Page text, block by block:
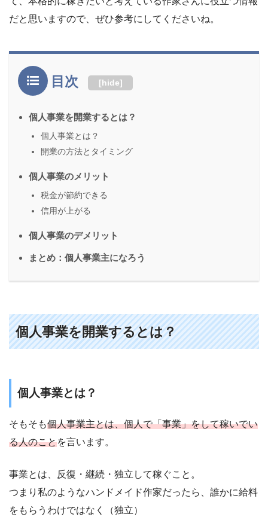
だと思いますので、ぜひ参考にしてくださいね。
目次 [hide]
個人事業を開業するとは？
個人事業とは？
開業の方法とタイミング
個人事業のメリット
税金が節約できる
信用が上がる
個人事業のデメリット
まとめ：個人事業主になろう
個人事業を開業するとは？
個人事業とは？
そもそも個人事業主とは、個人で「事業」をして稼いでい
る人のことを言います。
事業とは、反復・継続・独立して稼ぐこと。
つまり私のようなハンドメイド作家だったら、誰かに給料
をもらうわけではなく（独立）